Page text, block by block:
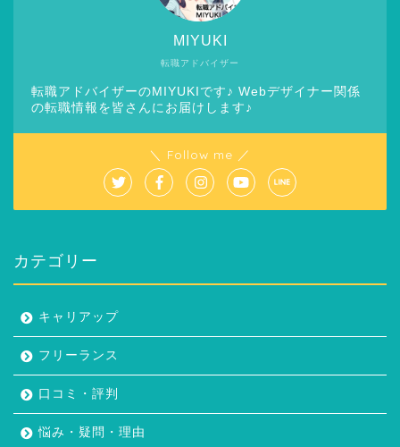
転職アドバイザー
MIYUKI
転職アドバイザーのMIYUKIです♪ Webデザイナー関係
の転職情報を皆さんにお届けします♪
＼ Follow me ／
カテゴリー
キャリアップ
フリーランス
口コミ・評判
悩み・疑問・理由